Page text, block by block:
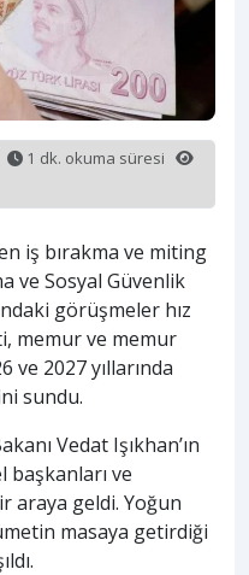
1 dk. okuma süresi
iş bırakma ve miting
ve Sosyal Güvenlik
görüşmeler hız
memur ve memur
ve 2027 yıllarında
sundu.
Vedat Işıkhan’ın
başkanları ve
araya geldi. Yoğun
masaya getirdiği